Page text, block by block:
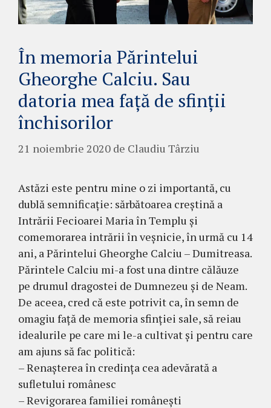
În memoria Părintelui
Gheorghe Calciu. Sau
datoria mea față de sfinții
închisorilor
21 noiembrie 2020 de Claudiu Târziu
Astăzi este pentru mine o zi importantă, cu
dublă semnificație: sărbătoarea creștină a
Intrării Fecioarei Maria în Templu și
comemorarea intrării în veșnicie, în urmă cu 14
ani, a Părintelui Gheorghe Calciu – Dumitreasa.
Părintele Calciu mi-a fost una dintre călăuze
pe drumul dragostei de Dumnezeu și de Neam.
De aceea, cred că este potrivit ca, în semn de
omagiu față de memoria sfinției sale, să reiau
idealurile pe care mi le-a cultivat și pentru care
am ajuns să fac politică:
– Renașterea în credința cea adevărată a
sufletului românesc
– Revigorarea familiei românești